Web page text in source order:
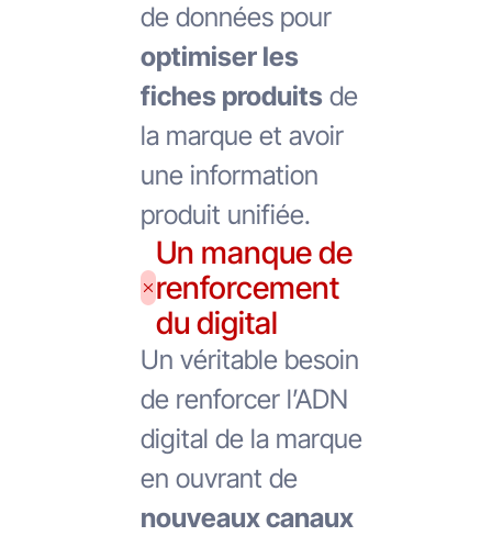
de données pour
optimiser les
fiches produits de
la marque et avoir
une information
produit unifiée.
Un manque de
renforcement
du digital
Un véritable besoin
de renforcer l’ADN
digital de la marque
en ouvrant de
nouveaux canaux